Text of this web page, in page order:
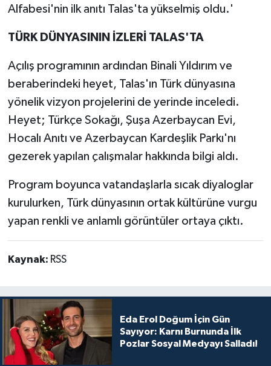
Alfabesi'nin ilk anıtı Talas'ta yükselmiş oldu.'
TÜRK DÜNYASININ İZLERİ TALAS'TA
Açılış programının ardından Binali Yıldırım ve
beraberindeki heyet, Talas'ın Türk dünyasına
yönelik vizyon projelerini de yerinde inceledi.
Heyet; Türkçe Sokağı, Şuşa Azerbaycan Evi,
Hocalı Anıtı ve Azerbaycan Kardeşlik Parkı'nı
gezerek yapılan çalışmalar hakkında bilgi aldı.
Program boyunca vatandaşlarla sıcak diyaloglar
kurulurken, Türk dünyasının ortak kültürüne vurgu
yapan renkli ve anlamlı görüntüler ortaya çıktı.
Kaynak: RSS
Eda Erol Doğum İçin Gün
Sayıyor: Karnı Burnunda İlk
Pozlar Sosyal Medyayı Salladı!